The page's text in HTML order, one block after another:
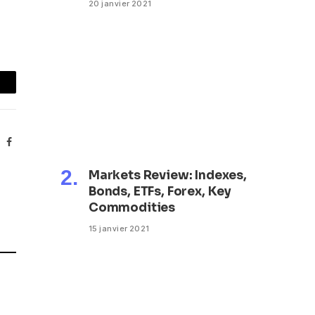
Facebook
20 janvier 2021
Markets Review: Indexes,
Bonds, ETFs, Forex, Key
Commodities
15 janvier 2021